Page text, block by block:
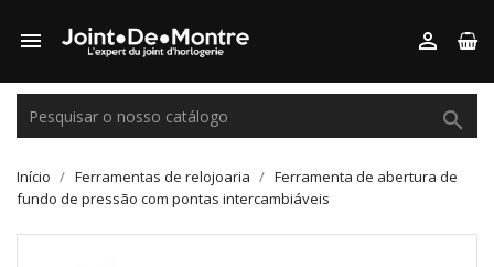
 

Início Ferramentas de relojoaria
Ferramenta de abertura de
fundo de pressão com pontas intercambiáveis